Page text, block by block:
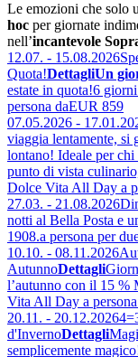
Le emozioni che solo
hoc per giornate
nell’incantevole
12.07. - 15.08.2026
Quota!DettagliUn
estate in quota!6
persona daEUR 859
07.05.2026 -
viaggia lentamente, si
lontano! Ideale per
punto di vista
Dolce Vita All Day a
27.03. - 21.08.2026
notti al Bella Posta e
1908.a persona per
10.10. - 08.11.2026
AutunnoDettagli
l’autunno con il 15 %
Vita All Day a persona
20.11. - 20.12.2026
d'InvernoDettagli
semplicemente